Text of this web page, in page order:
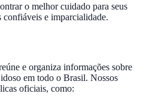
o melhor cuidado para seus
confiáveis e imparcialidade.
e organiza informações sobre
em todo o Brasil. Nossos
oficiais, como: